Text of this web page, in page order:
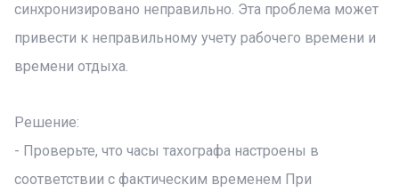
синхронизировано неправильно. Эта проблема может
привести к неправильному учету рабочего времени и
времени отдыха.
Решение:
- Проверьте, что часы тахографа настроены в
соответствии с фактическим временем При